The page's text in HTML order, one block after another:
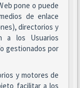
pone o puede
de enlace
directorios y
a los Usuarios
gestionados por
y motores de
facilitar a los